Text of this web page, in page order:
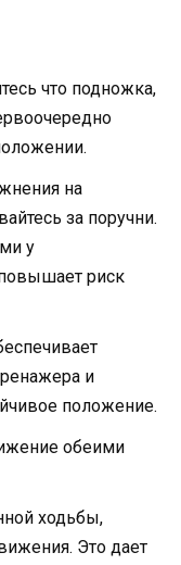
что подножка,
на
за поручни.
у
риск
и
положение.
обеими
ходьбы,
Это дает